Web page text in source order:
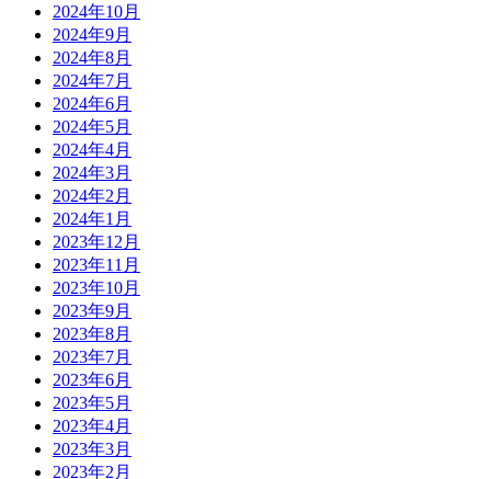
2024年10月
2024年9月
2024年8月
2024年7月
2024年6月
2024年5月
2024年4月
2024年3月
2024年2月
2024年1月
2023年12月
2023年11月
2023年10月
2023年9月
2023年8月
2023年7月
2023年6月
2023年5月
2023年4月
2023年3月
2023年2月